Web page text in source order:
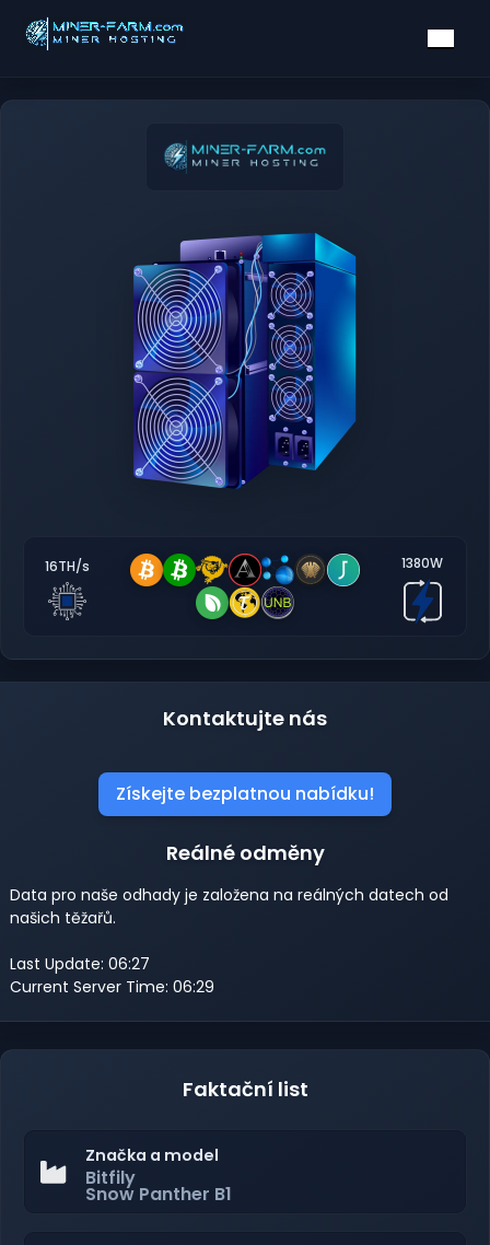
16TH/s 1380W
Kontaktujte nás
Získejte bezplatnou nabídku!
Reálné odměny
Data pro naše odhady je založena na reálných datech od
našich těžařů.
Last Update: 06:27
Current Server Time: 06:29
Faktační list
Značka a model
Bitfily
Snow Panther B1